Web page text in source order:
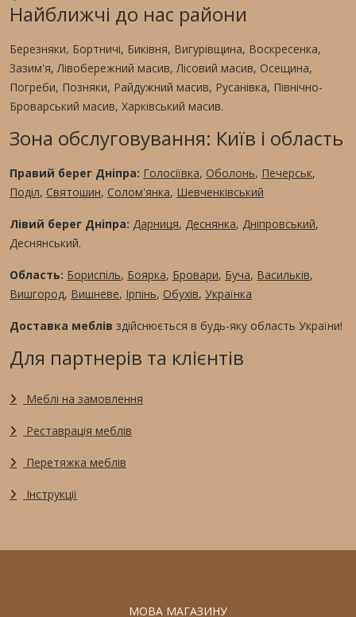
Найближчі до нас райони
Березняки, Бортничі, Биківня, Вигурівщина, Воскресенка,
Зазим'я, Лівобережний масив, Лісовий масив, Осещина,
Погреби, Позняки, Райдужний масив, Русанівка, Північно-
Броварський масив, Харківський масив.
Зона обслуговування: Київ і область
Правий берег Дніпра: Голосіївка, Оболонь, Печерськ,
Поділ, Святошин, Солом'янка, Шевченківський
Лівий берег Дніпра: Дарниця, Деснянка, Дніпровський,
Деснянський.
Область: Бориспіль, Боярка, Бровари, Буча, Васильків,
Вишгород, Вишневе, Ірпінь, Обухів, Українка
Доставка меблів здійснюється в будь-яку область України!
Для партнерів та клієнтів
Меблі на замовлення
Реставрація меблів
Перетяжка меблів
Інструкції
МОВА МАГАЗИНУ